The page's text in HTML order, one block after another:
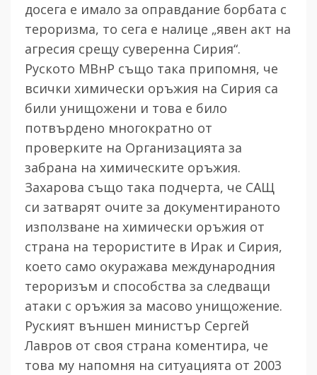
досега е имало за оправдание борбата с
тероризма, то сега е налице „явен акт на
агресия срещу суверенна Сирия“.
Руското МВнР също така припомня, че
всички химически оръжия на Сирия са
били унищожени и това е било
потвърдено многократно от
проверките на Организацията за
забрана на химическите оръжия.
Захарова също така подчерта, че САЩ
си затварят очите за документираното
използване на химически оръжия от
страна на терористите в Ирак и Сирия,
което само окуражава международния
тероризъм и способства за следващи
атаки с оръжия за масово унищожение.
Руският външен министър Сергей
Лавров от своя страна коментира, че
това му напомня на ситуацията от 2003